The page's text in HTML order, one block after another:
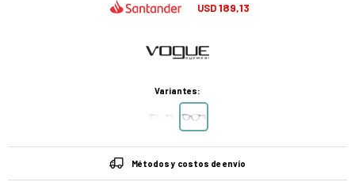
USD 189,13
Variantes:
Métodos y costos de envío